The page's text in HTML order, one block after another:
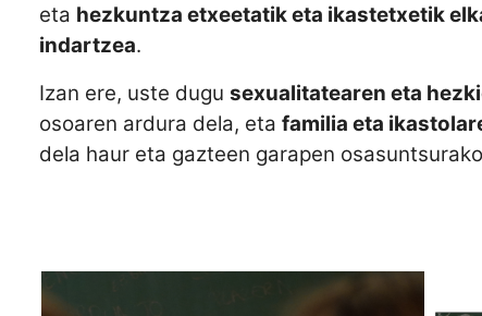
eta hezkuntza etxeetatik eta ikastetxetik
indartzea.
Izan ere, uste dugu sexualitatearen eta
osoaren ardura dela, eta familia eta
dela haur eta gazteen garapen